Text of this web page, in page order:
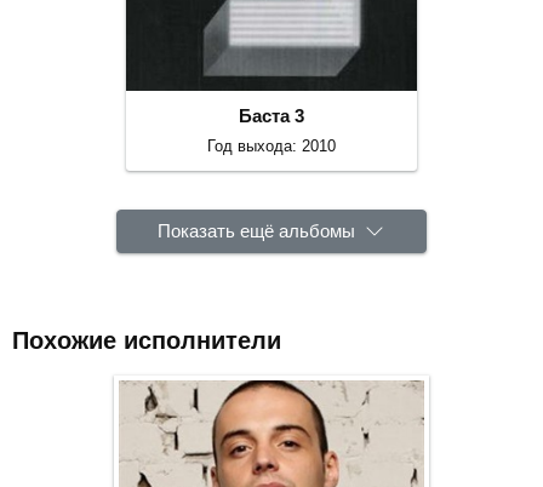
Баста 3
Год выхода: 2010
Показать ещё альбомы
Похожие исполнители